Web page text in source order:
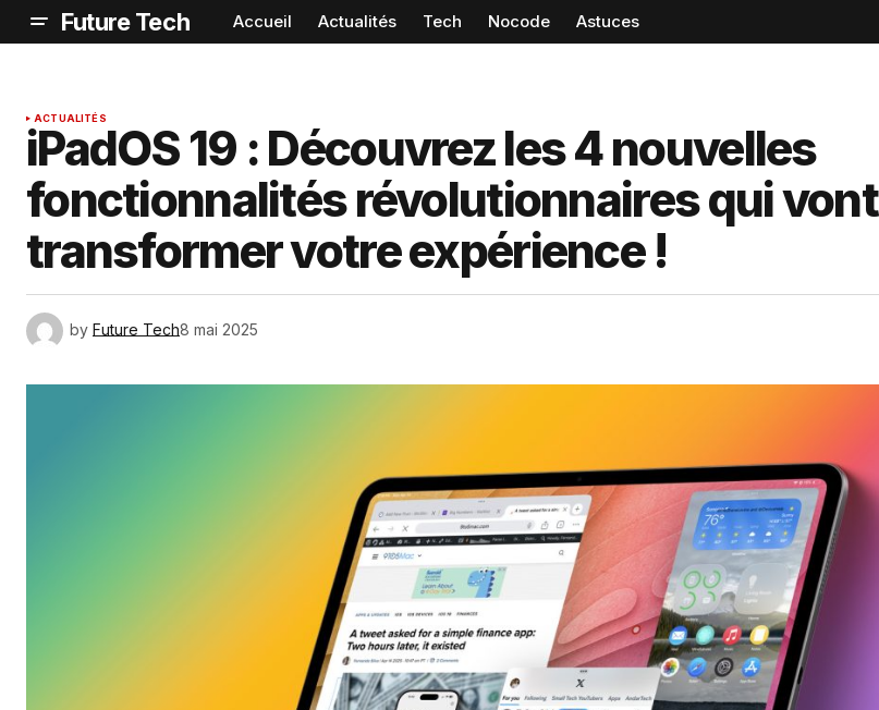
Future Tech Accueil Actualités Tech Nocode Astuces
ACTUALITÉS
iPadOS 19 : Découvrez les 4 nouvelles
fonctionnalités révolutionnaires qui vont
transformer votre expérience !
by Future Tech8 mai 2025